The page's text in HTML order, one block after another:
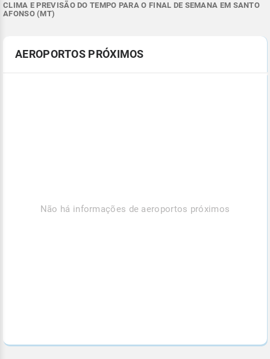
CLIMA E PREVISÃO DO TEMPO PARA O FINAL DE SEMANA EM SANTO
AFONSO (MT)
AEROPORTOS PRÓXIMOS
Não há informações de aeroportos próximos